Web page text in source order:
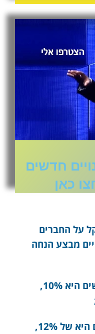
חדשים
כאן
על החברים
מבצע הנחה
ההנחה למינוי של ששה חודשים היא 10%,
ההנחה למינוי של 12 חודשים היא של 12%,